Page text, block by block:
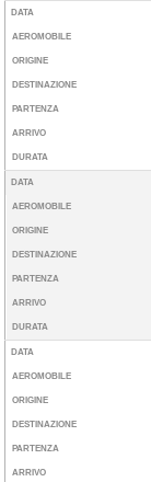
DATA
AEROMOBILE
ORIGINE
DESTINAZIONE
PARTENZA
ARRIVO
DURATA
DATA
AEROMOBILE
ORIGINE
DESTINAZIONE
PARTENZA
ARRIVO
DURATA
DATA
AEROMOBILE
ORIGINE
DESTINAZIONE
PARTENZA
ARRIVO